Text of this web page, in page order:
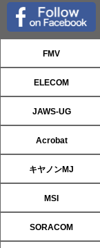
FMV
ELECOM
JAWS-UG
Acrobat
キヤノンMJ
MSI
SORACOM